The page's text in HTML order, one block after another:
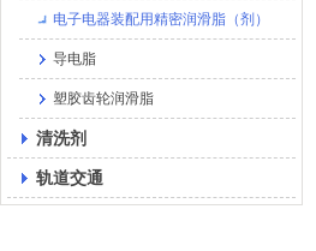
电子电器装配用精密润滑脂（剂）
导电脂
塑胶齿轮润滑脂
清洗剂
轨道交通